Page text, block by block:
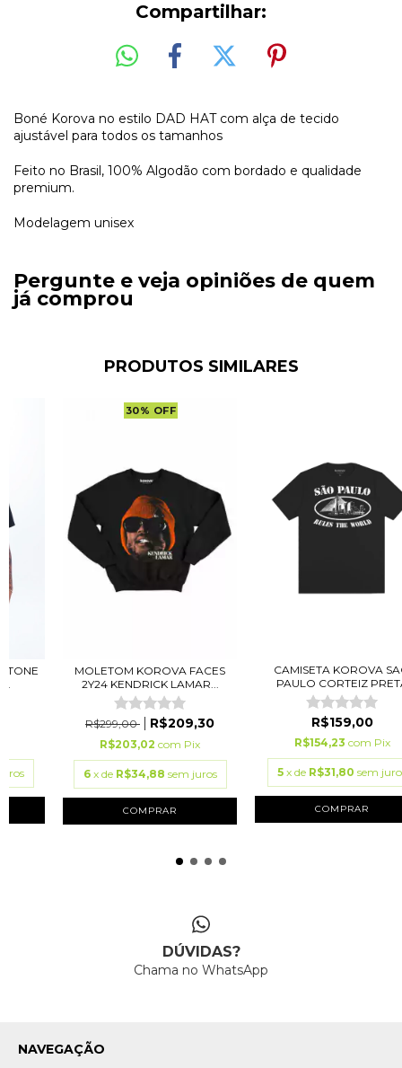
Compartilhar:
Boné Korova no estilo DAD HAT com alça de tecido
ajustável para todos os tamanhos
Feito no Brasil, 100% Algodão com bordado e qualidade
premium.
Modelagem unisex
Pergunte e veja opiniões de quem
já comprou
PRODUTOS SIMILARES
30% OFF
MOLETOM KOROVA FACES
2Y24 KENDRICK LAMAR...
R$299,00 R$209,30
R$203,02 com Pix
6 x de R$34,88 sem juros
COMPRAR
CAMISETA KOROVA
PAULO CORTEIZ
R$159,00
R$154,23 com Pix
5 x de R$31,80 sem
COMPRAR
DÚVIDAS?
Chama no WhatsApp
NAVEGAÇÃO